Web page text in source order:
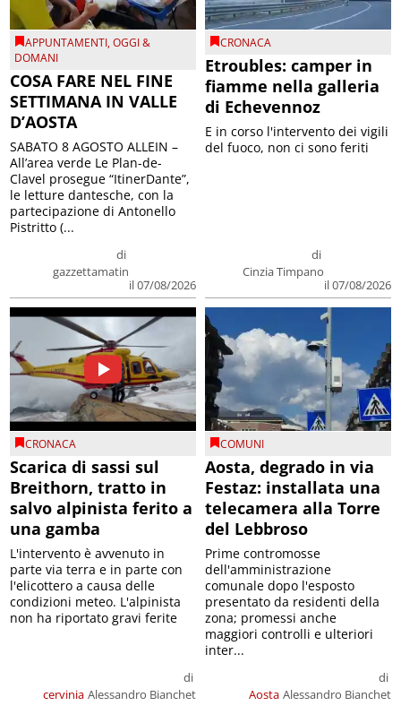
APPUNTAMENTI,OGGI &
DOMANI
COSA FARE NEL FINE
SETTIMANA IN VALLE
D’AOSTA
di
gazzettamatin
il 07/08/2026
SABATO 8 AGOSTO ALLEIN –
All’area verde Le Plan-de-
Clavel prosegue “ItinerDante”,
le letture dantesche, con la
partecipazione di Antonello
Pistritto (...
CRONACA
Etroubles: camper in
fiamme nella galleria
di Echevennoz
di
Cinzia Timpano
il 07/08/2026
E in corso l'intervento dei vigili
del fuoco, non ci sono feriti
CRONACA
Scarica di sassi sul
Breithorn, tratto in
salvo alpinista ferito a
una gamba
cervinia
di
Alessandro Bianchet
L'intervento è avvenuto in
parte via terra e in parte con
l'elicottero a causa delle
condizioni meteo. L'alpinista
non ha riportato gravi ferite
COMUNI
Aosta, degrado in via
Festaz: installata una
telecamera alla Torre
del Lebbroso
Aosta
di
Alessandro Bianchet
Prime contromosse
dell'amministrazione
comunale dopo l'esposto
presentato da residenti della
zona; promessi anche
maggiori controlli e ulteriori
inter...